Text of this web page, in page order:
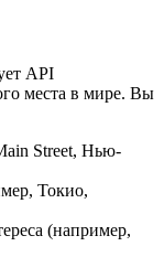
API
места в мире. Вы
Street, Нью-
Токио,
(например,